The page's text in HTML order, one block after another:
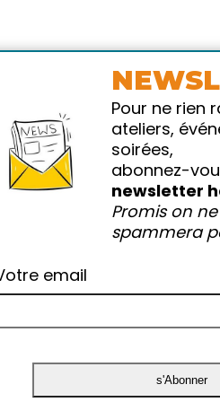
-FAQ
Pour ne rien
ateliers,
soirées,
abonnez-
newsletter
Promis on
spammera
email